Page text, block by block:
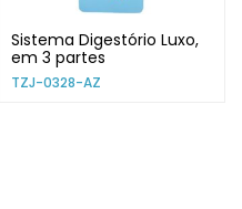
Sistema Digestório Luxo,
em 3 partes
TZJ-0328-AZ